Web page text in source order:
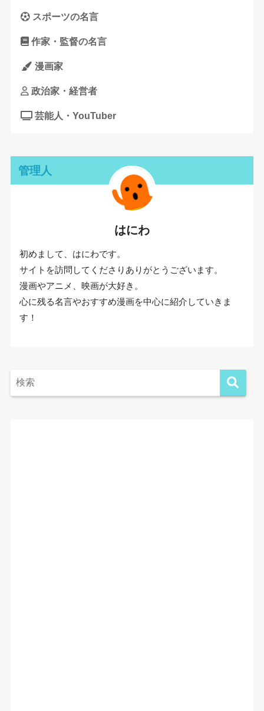
スポーツの名言
作家・監督の名言
漫画家
政治家・経営者
芸能人・YouTuber
管理人
はにわ
初めまして、はにわです。
サイトを訪問してくださりありがとうございます。
漫画やアニメ、映画が大好き。
心に残る名言やおすすめ漫画を中心に紹介していきま
す！